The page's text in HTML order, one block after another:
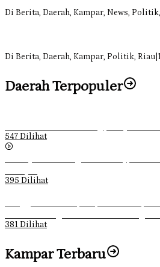
Di Berita, Daerah, Kampar, News,
Di Berita, Daerah, Kampar, Politik, Riau
Daerah Terpopuler
547 Dilihat
395 Dilihat
381 Dilihat
Kampar Terbaru